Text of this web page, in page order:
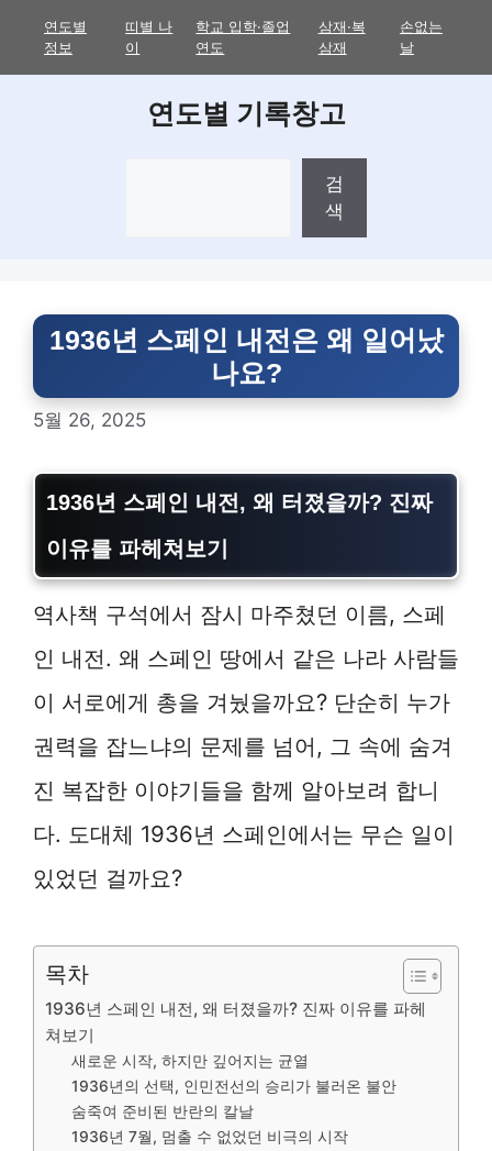
연도별
정보
띠별 나
이
학교 입학·졸업
연도
삼재·복
삼재
손없는
날
연도별 기록창고
검
색
1936년 스페인 내전은 왜 일어났
나요?
5월 26, 2025
1936년 스페인 내전, 왜 터졌을까? 진짜
이유를 파헤쳐보기
역사책 구석에서 잠시 마주쳤던 이름, 스페
인 내전. 왜 스페인 땅에서 같은 나라 사람들
이 서로에게 총을 겨눴을까요? 단순히 누가
권력을 잡느냐의 문제를 넘어, 그 속에 숨겨
진 복잡한 이야기들을 함께 알아보려 합니
다. 도대체 1936년 스페인에서는 무슨 일이
있었던 걸까요?
목차
1936년 스페인 내전, 왜 터졌을까? 진짜 이유를 파헤
쳐보기
새로운 시작, 하지만 깊어지는 균열
1936년의 선택, 인민전선의 승리가 불러온 불안
숨죽여 준비된 반란의 칼날
1936년 7월, 멈출 수 없었던 비극의 시작